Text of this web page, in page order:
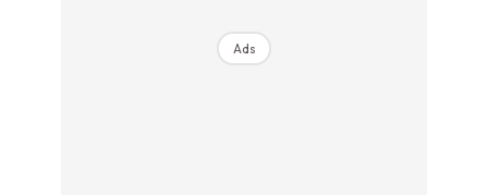
Login|Register
Ads